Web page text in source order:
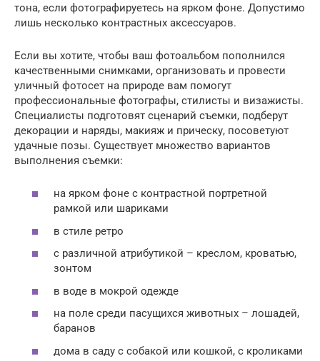
тона, если фотографируетесь на ярком фоне. Допустимо
лишь несколько контрастных аксессуаров.
Если вы хотите, чтобы ваш фотоальбом пополнился
качественными снимками, организовать и провести
уличный фотосет на природе вам помогут
профессиональные фотографы, стилисты и визажисты.
Специалисты подготовят сценарий съемки, подберут
декорации и наряды, макияж и прическу, посоветуют
удачные позы. Существует множество вариантов
выполнения съемки:
на ярком фоне с контрастной портретной
рамкой или шариками
в стиле ретро
с различной атрибутикой – креслом, кроватью,
зонтом
в воде в мокрой одежде
на поле среди пасущихся животных – лошадей,
баранов
дома в саду с собакой или кошкой, с кроликами